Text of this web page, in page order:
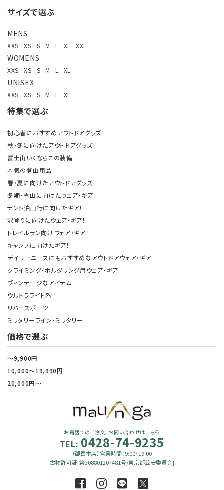
サイズで選ぶ
MENS
XXS XS S M L XL XXL
WOMENS
XXS XS S M L XL
UNISEX
XXS XS S M L XL
特集で選ぶ
初心者におすすめアウトドアグッズ
秋・冬に向けたアウトドアグッズ
富士山いくならこの装備
本気の登山用品
春・夏に向けたアウトドアグッズ
冬期・雪山に向けたウェア・ギア
テント泊山行に向けたギア！
沢登りに向けたウェア・ギア！
トレイルラン向けウェア・ギア！
キャンプに向けたギア！
デイリーユースにもおすすめなアウトドアウェア・ギア
クライミング・ボルダリング用ウェア・ギア
ヴィンテージなアイテム
ウルトラライト系
リバースポーツ
ミリタリーライン・ミリタリー
価格で選ぶ
～9,900円
10,000～19,990円
20,000円～
お電話でのご注文、お問い合わせはこちら
TEL: 0428-74-9235
（御岳本店）営業時間：9:00~19:00
古物許可証[第308801207481号/東京都公安委員会]